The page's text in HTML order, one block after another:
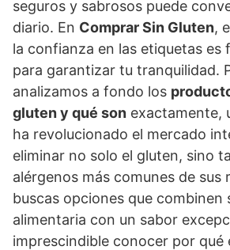
seguros y sabrosos puede
diario. En Comprar Sin Gluten,
la confianza en las etiquetas es
para garantizar tu tranquilidad.
analizamos a fondo los
gluten y qué son exactamente,
ha revolucionado el mercado
eliminar no solo el gluten, sino
alérgenos más comunes de sus
buscas opciones que combinen
alimentaria con un sabor
imprescindible conocer por qué